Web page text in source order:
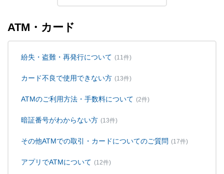
ATM・カード
紛失・盗難・再発行について (11件)
カード不良で使用できない方 (13件)
ATMのご利用方法・手数料について (2件)
暗証番号がわからない方 (13件)
その他ATMでの取引・カードについてのご質問 (17件)
アプリでATMについて (12件)